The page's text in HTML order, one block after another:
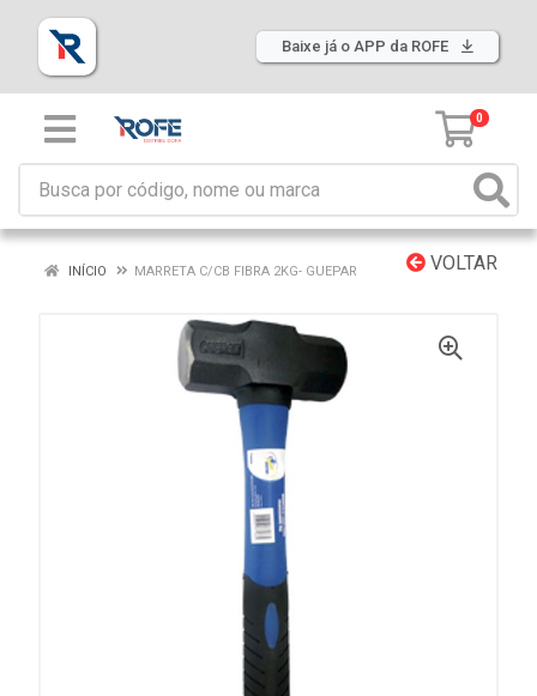
Baixe já o APP da ROFE
0
VOLTAR
INÍCIO MARRETA C/CB FIBRA 2KG- GUEPAR